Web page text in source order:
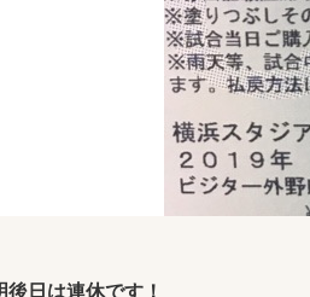
後日は連休です！